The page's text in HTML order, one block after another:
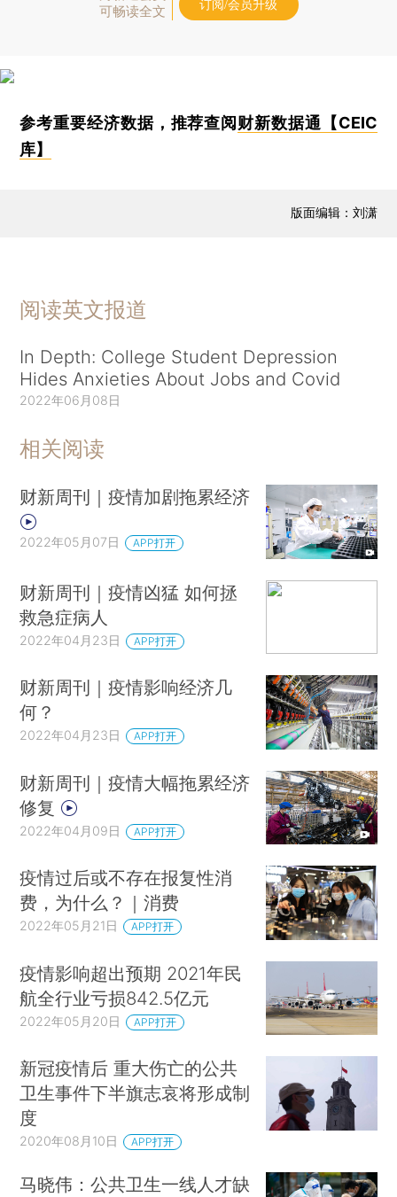
可畅读全文
订阅/会员升级
参考重要经济数据，推荐查阅 财新数据通【CEIC
库】
版面编辑：刘潇
阅读英文报道
In Depth: College Student Depression
Hides Anxieties About Jobs and Covid
2022年06月08日
相关阅读
财新周刊｜疫情加剧拖累经济
2022年05月07日 APP打开
财新周刊｜疫情凶猛 如何拯
救急症病人
2022年04月23日 APP打开
财新周刊｜疫情影响经济几
何？
2022年04月23日 APP打开
财新周刊｜疫情大幅拖累经济
修复
2022年04月09日 APP打开
疫情过后或不存在报复性消
费，为什么？｜消费
2022年05月21日 APP打开
疫情影响超出预期 2021年民
航全行业亏损842.5亿元
2022年05月20日 APP打开
新冠疫情后 重大伤亡的公共
卫生事件下半旗志哀将形成制
度
2020年08月10日 APP打开
马晓伟：公共卫生一线人才缺